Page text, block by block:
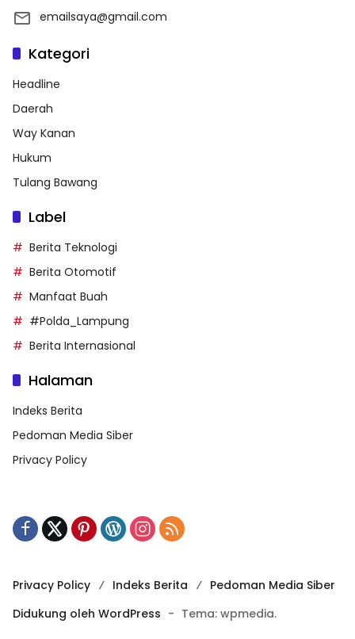
emailsaya@gmail.com
Kategori
Headline
Daerah
Way Kanan
Hukum
Tulang Bawang
Label
Berita Teknologi
Berita Otomotif
Manfaat Buah
#Polda_Lampung
Berita Internasional
Halaman
Indeks Berita
Pedoman Media Siber
Privacy Policy
Privacy Policy Indeks Berita
Pedoman Media Siber
Didukung oleh WordPress - Tema: wpmedia.